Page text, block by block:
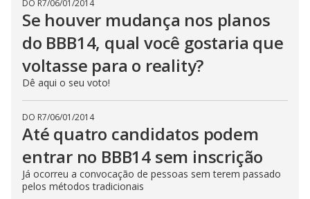
DO R7/06/01/2014
Se houver mudança nos planos
do BBB14, qual você gostaria que
voltasse para o reality?
Dê aqui o seu voto!
DO R7/06/01/2014
Até quatro candidatos podem
entrar no BBB14 sem inscrição
Já ocorreu a convocação de pessoas sem terem passado
pelos métodos tradicionais